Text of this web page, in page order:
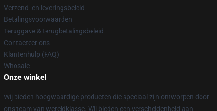
Verzend- en leveringsbeleid
Betalingsvoorwaarden
Teruggave & terugbetalingsbeleid
Contacteer ons
Klantenhulp (FAQ)
Whosale
Onze winkel
Wij bieden hoogwaardige producten die speciaal zijn ontworpen door
ons team van wereldklasse. Wij bieden een verscheidenheid aan